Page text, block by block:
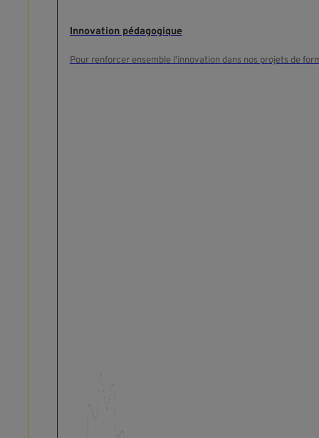
Innovation pédagogique
Pour renforcer ensemble l'innovation dans nos projets de